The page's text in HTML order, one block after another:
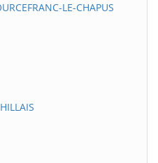
LE-CHAPUS